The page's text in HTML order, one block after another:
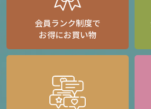
会員ランク制度で
お得にお買い物